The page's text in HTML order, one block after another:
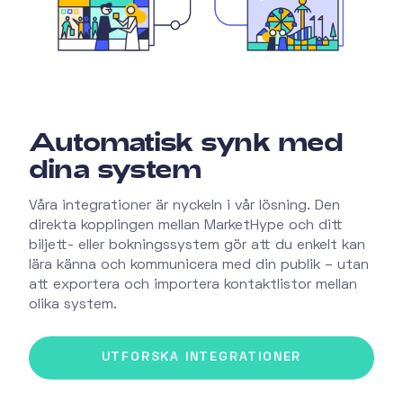
Automatisk synk med
dina system
Våra integrationer är nyckeln i vår lösning. Den
direkta kopplingen mellan MarketHype och ditt
biljett- eller bokningssystem gör att du enkelt kan
lära känna och kommunicera med din publik – utan
att exportera och importera kontaktlistor mellan
olika system.